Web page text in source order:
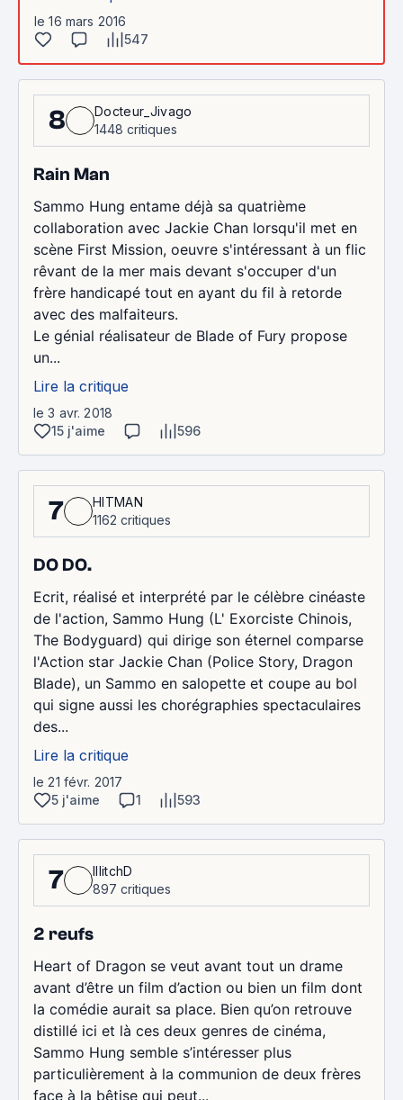
le 16 mars 2016
547
8
Docteur_Jivago
1448 critiques
Rain Man
Sammo Hung entame déjà sa quatrième
collaboration avec Jackie Chan lorsqu'il met en
scène First Mission, oeuvre s'intéressant à un flic
rêvant de la mer mais devant s'occuper d'un
frère handicapé tout en ayant du fil à retorde
avec des malfaiteurs.
Le génial réalisateur de Blade of Fury propose
un...
Lire la critique
le 3 avr. 2018
15 j'aime
596
7
HITMAN
1162 critiques
DO DO.
Ecrit, réalisé et interprété par le célèbre cinéaste
de l'action, Sammo Hung (L' Exorciste Chinois,
The Bodyguard) qui dirige son éternel comparse
l'Action star Jackie Chan (Police Story, Dragon
Blade), un Sammo en salopette et coupe au bol
qui signe aussi les chorégraphies spectaculaires
des...
Lire la critique
le 21 févr. 2017
5 j'aime
1 593
7
IllitchD
897 critiques
2 reufs
Heart of Dragon se veut avant tout un drame
avant d’être un film d’action ou bien un film dont
la comédie aurait sa place. Bien qu’on retrouve
distillé ici et là ces deux genres de cinéma,
Sammo Hung semble s’intéresser plus
particulièrement à la communion de deux frères
face à la bêtise qui peut...